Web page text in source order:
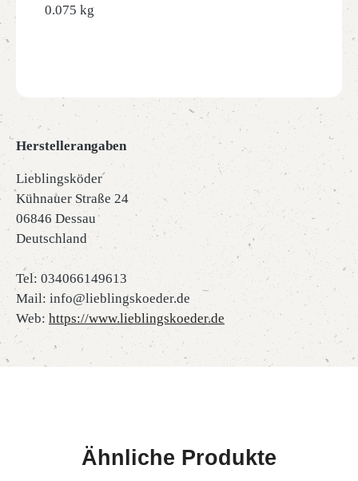
0.075 kg
Herstellerangaben
Lieblingsköder
Kühnauer Straße 24
06846 Dessau
Deutschland
Tel: 034066149613
Mail: info@lieblingskoeder.de
Web: https://www.lieblingskoeder.de
Ähnliche Produkte